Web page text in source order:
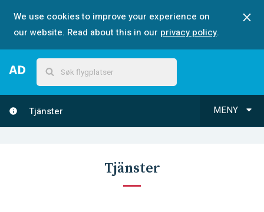
We use cookies to improve your experience on
our website. Read about this in our privacy policy.
MENY
Tjänster
Tjänster